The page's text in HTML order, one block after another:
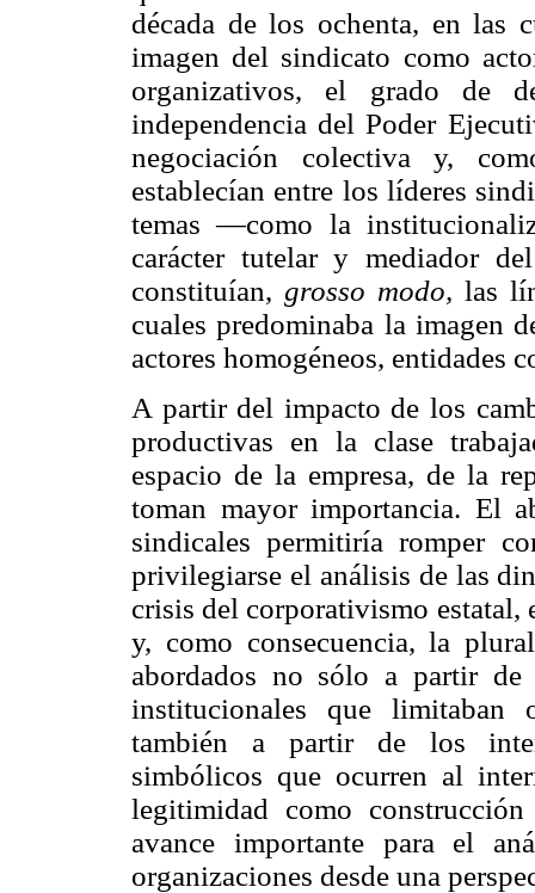
década de los ochenta, en las
imagen del sindicato como
organizativos, el grado de
independencia del Poder
negociación colectiva y,
establecían entre los líderes
temas —como la
carácter tutelar y mediador
constituían, grosso modo, las
cuales predominaba la imagen
actores homogéneos, entidades
A partir del impacto de los
productivas en la clase
espacio de la empresa, de la
toman mayor importancia. El
sindicales permitiría romper
privilegiarse el análisis de las
crisis del corporativismo
y, como consecuencia, la
abordados no sólo a partir
institucionales que limitaban
también a partir de los
simbólicos que ocurren al
legitimidad como
avance importante para el
organizaciones desde una